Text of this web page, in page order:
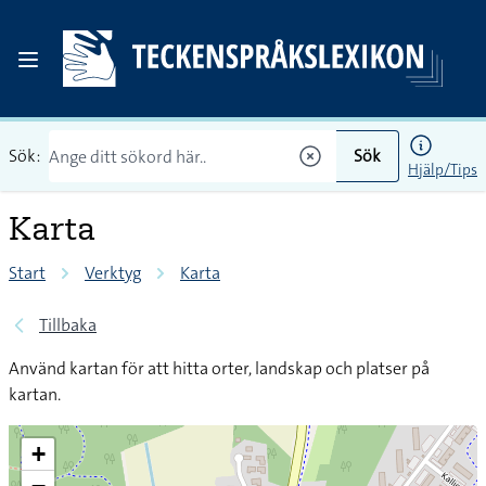
Sök: Sök
Hjälp/Tips
Karta
Start Verktyg Karta
Tillbaka
Använd kartan för att hitta orter, landskap och platser på
kartan.
+